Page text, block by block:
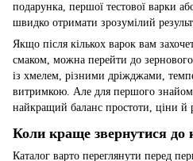
подарунка, першої тестової варки
швидко отримати зрозумілий
Якщо після кількох варок вам
смаком, можна перейти до
із хмелем, різними дріжджами,
витримкою. Але для першого
найкращий баланс простоти, ціни й
Коли краще звернутися до
Каталог варто переглянути перед